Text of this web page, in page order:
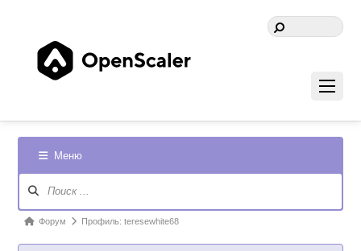
Меню
Форума
ФорумФорум Профиль: teresewhite68